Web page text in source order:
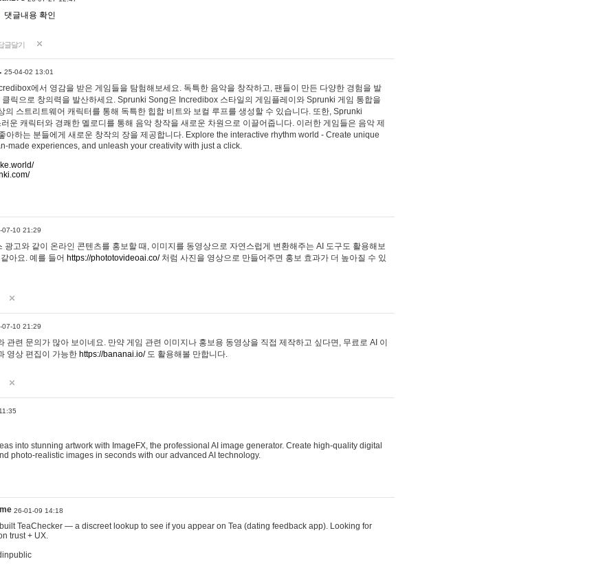
댓글내용 확인
글달기
25-04-02 13:01
에서 영감을 받은 게임들을 탐험해보세요. 독특한 음악을 창작하고, 팬들이 만든 다양한 경험을 발
클릭으로 창의력을 발산하세요. Sprunki Song은 Incredibox 스타일의 게임플레이와 Sprunki 게임 통합을
의 스트리트웨어 캐릭터를 통해 독특한 힙합 비트와 보컬 루프를 생성할 수 있습니다. 또한, Sprunki
운 캐릭터와 경쾌한 멜로디를 통해 음악 창작을 새로운 차원으로 이끌어줍니다. 이러한 게임들은 음악 제
아하는 분들에게 새로운 창작의 장을 제공합니다. Explore the interactive rhythm world - Create unique
made experiences, and unleash your creativity with just a click.
07-10 21:29
광고와 같이 온라인 콘텐츠를 홍보할 때, 이미지를 동영상으로 자연스럽게 변환해주는 AI 도구도 활용해보
아요. 예를 들어 https://phototovideoai.co/처럼 사진을 영상으로 만들어주면 홍보 효과가 더 높아질 수 있
07-10 21:29
관련 문의가 많아 보이네요. 만약 게임 관련 이미지나 홍보용 동영상을 직접 제작하고 싶다면, 무료로 AI 이
영상 편집이 가능한 https://bananai.io/도 활용해볼 만합니다.
into stunning artwork with ImageFX, the professional AI image generator. Create high-quality digital
photo-realistic images in seconds with our advanced AI technology.
26-01-09 14:18
TeaChecker — a discreet lookup to see if you appear on Tea (dating feedback app). Looking for
trust + UX.